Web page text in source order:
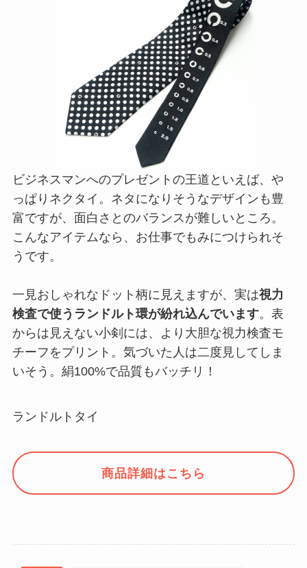
ビジネスマンへのプレゼントの王道といえば、や
っぱりネクタイ。ネタになりそうなデザインも豊
富ですが、面白さとのバランスが難しいところ。
こんなアイテムなら、お仕事でもみにつけられそ
うです。
一見おしゃれなドット柄に見えますが、実は視力
検査で使うランドルト環が紛れ込んでいます。表
からは見えない小剣には、より大胆な視力検査モ
チーフをプリント。気づいた人は二度見してしま
いそう。絹100%で品質もバッチリ！
ランドルトタイ
商品詳細はこちら